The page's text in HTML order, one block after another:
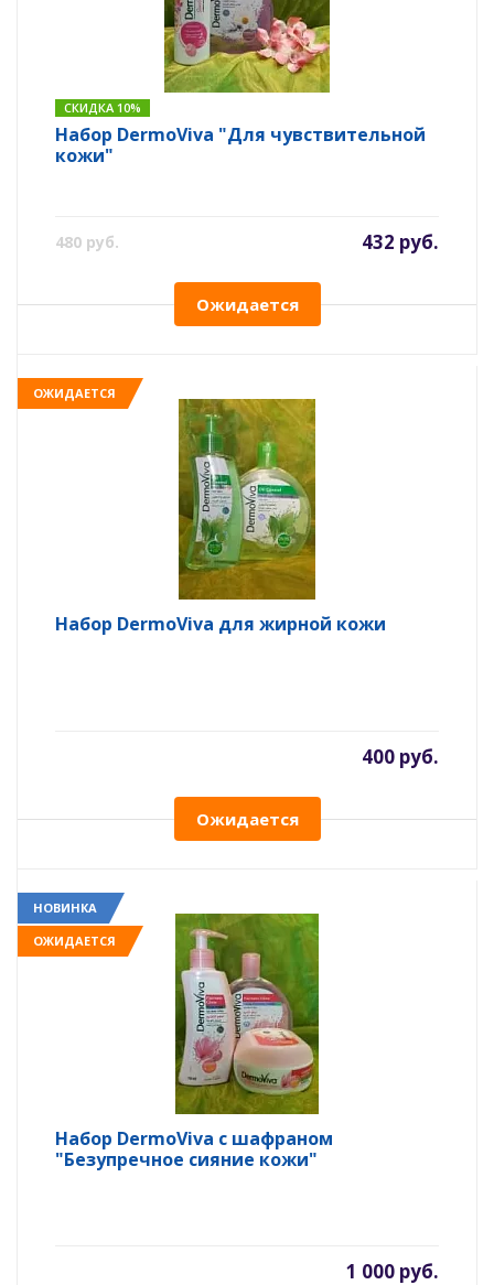
СКИДКА 10%
Набор DermoViva "Для чувствительной
кожи"
480 руб. 432 руб.
Ожидается
ОЖИДАЕТСЯ
Набор DermoViva для жирной кожи
400 руб.
Ожидается
НОВИНКА
ОЖИДАЕТСЯ
Набор DermoViva с шафраном
"Безупречное сияние кожи"
1 000 руб.